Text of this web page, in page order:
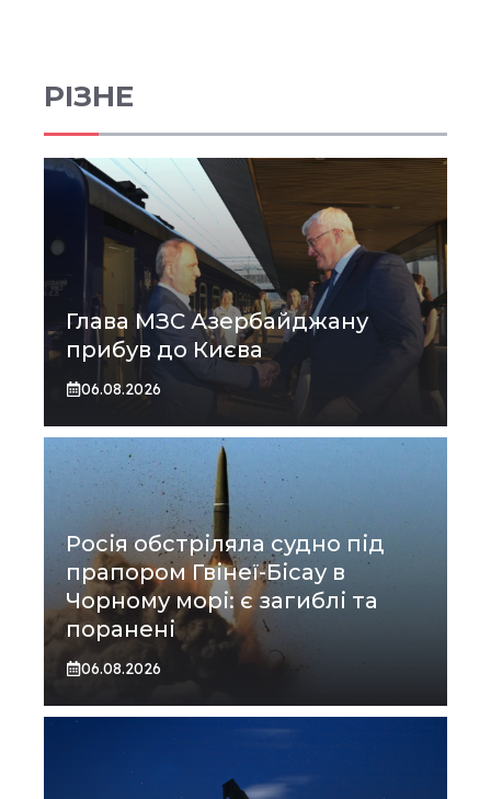
РІЗНЕ
Глава МЗС Азербайджану
прибув до Києва
06.08.2026
Росія обстріляла судно під
прапором Гвінеї-Бісау в
Чорному морі: є загиблі та
поранені
06.08.2026